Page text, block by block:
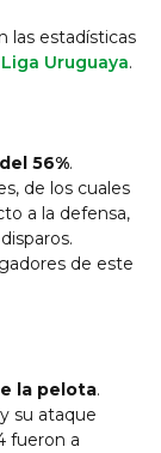
las estadísticas
Liga Uruguaya.
56%.
de los cuales
a la defensa,
de este
la pelota.
su ataque
fueron a